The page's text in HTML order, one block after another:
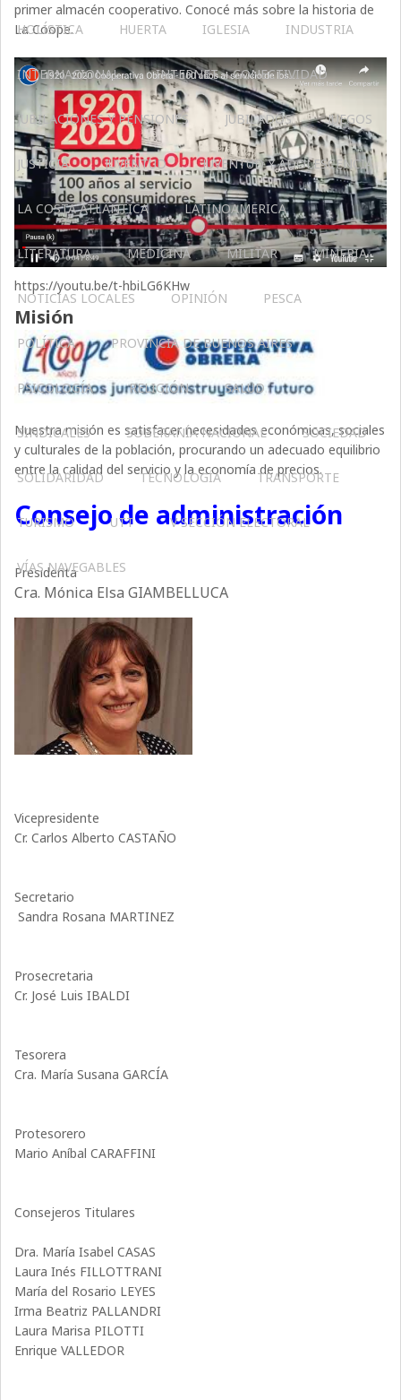
HOLÍSTICA HUERTA IGLESIA INDUSTRIA
INTERNACIONAL INTERNET – CONECTIVIDAD
JUBILACIONES Y PENSIONES JUBILADOS JUEGOS
JUSTICIA JUVENTUD JUVENTUD Y ADOLESCENCIA
LA COSTA ATLÁNTICA LATINOAMERICA
LITERATURA MEDICINA MILITAR MINERIA
NOTICIAS LOCALES OPINIÓN PESCA
POLÍTICA PROVINCIA DE BUENOS AIRES
PSICOLOGÍA RELIGIÓN SALUD
SINDICALES SOBERANÍA NACIONAL SOCIEDAD
SOLIDARIDAD TECNOLOGÍA TRANSPORTE
TURISMO UTT V SECCIÓN ELECTORAL
VÍAS NAVEGABLES
primer almacén cooperativo. Conocé más sobre la historia de
La Coope.
https://youtu.be/t-hbiLG6KHw
Misión
Nuestra misión es satisfacer necesidades económicas, sociales
y culturales de la población, procurando un adecuado equilibrio
entre la calidad del servicio y la economía de precios.
Consejo de administración
Presidenta
Cra. Mónica Elsa GIAMBELLUCA
Vicepresidente
Cr. Carlos Alberto CASTAÑO
Secretario
Sandra Rosana MARTINEZ
Prosecretaria
Cr. José Luis IBALDI
Tesorera
Cra. María Susana GARCÍA
Protesorero
Mario Aníbal CARAFFINI
Consejeros Titulares
Dra. María Isabel CASAS
Laura Inés FILLOTTRANI
María del Rosario LEYES
Irma Beatriz PALLANDRI
Laura Marisa PILOTTI
Enrique VALLEDOR